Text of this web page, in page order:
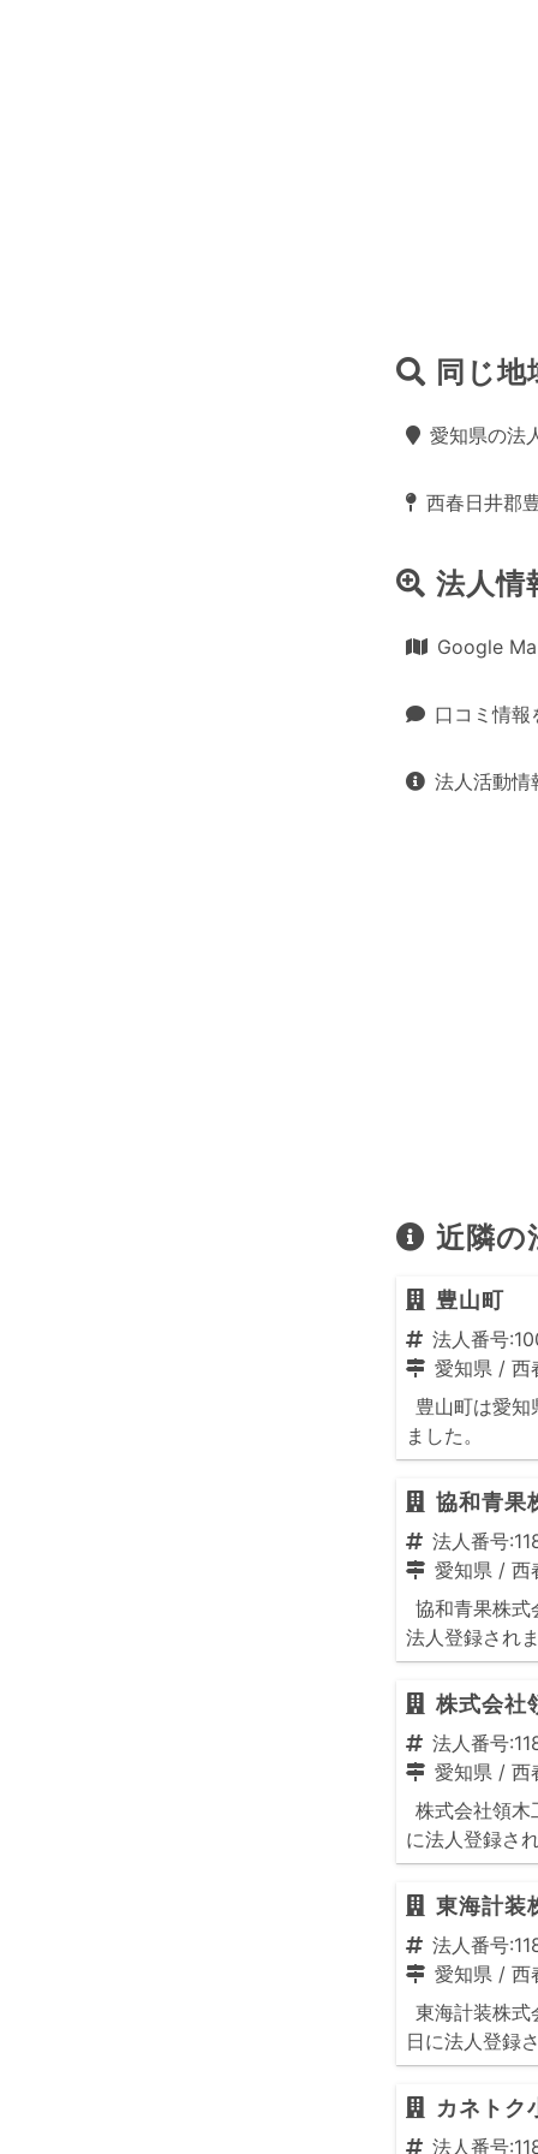
同じ
愛知県の法
西春日井郡
法人情
Google
口コミ情報
法人活動情
近隣の
豊山町
法人番号
愛知県 / 西
豊山町は愛
ました。
協和青果
法人番号
愛知県 / 西
協和青果株式
法人登録され
株式会社
法人番号
愛知県 / 西
株式会社領木
に法人登録さ
東海計装
法人番号
愛知県 / 西
東海計装株式
日に法人登録
カネトク
法人番号